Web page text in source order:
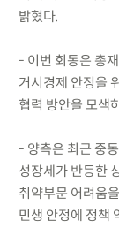
밝혔다.
- 이번 회동은 총
거시경제 안정을
협력 방안을 모색
- 양측은 최근 중
성장세가 반등한
취약부문 어려움
민생 안정에 정책